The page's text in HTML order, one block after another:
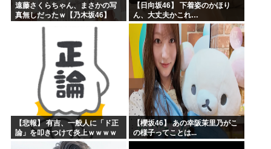
遠藤さくらちゃん、まさかの写
真無しだったｗ【乃木坂46】
【日向坂46】 下着姿のかほり
ん、大丈夫かこれ…
【悲報】 有吉、一般人に「ド正
論」を叩きつけて炎上ｗｗｗｗ
【櫻坂46】 あの幸阪茉里乃がこ
の様子ってことは...